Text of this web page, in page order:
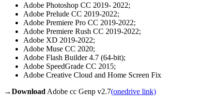
Adobe Photoshop CC 2019- 2022;
Adobe Prelude CC 2019-2022;
Adobe Premiere Pro CC 2019-2022;
Adobe Premiere Rush CC 2019-2022;
Adobe XD 2019-2022;
Adobe Muse CC 2020;
Adobe Flash Builder 4.7 (64-bit);
Adobe SpeedGrade CC 2015;
Adobe Creative Cloud and Home Screen Fix
→Download Adobe cc Genp v2.7(onedrive link)